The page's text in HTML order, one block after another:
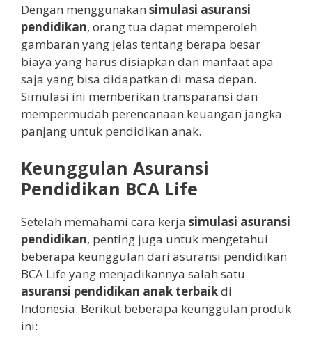
Dengan menggunakan simulasi asuransi
pendidikan, orang tua dapat memperoleh
gambaran yang jelas tentang berapa besar
biaya yang harus disiapkan dan manfaat apa
saja yang bisa didapatkan di masa depan.
Simulasi ini memberikan transparansi dan
mempermudah perencanaan keuangan jangka
panjang untuk pendidikan anak.
Keunggulan Asuransi
Pendidikan BCA Life
Setelah memahami cara kerja simulasi asuransi
pendidikan, penting juga untuk mengetahui
beberapa keunggulan dari asuransi pendidikan
BCA Life yang menjadikannya salah satu
asuransi pendidikan anak terbaikdi
Indonesia. Berikut beberapa keunggulan produk
ini: